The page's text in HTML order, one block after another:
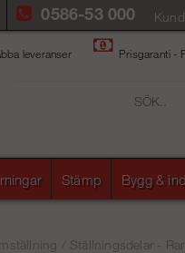
0586-53 000
leveranser Prisgaranti -
Stämp Bygg &
Ställningsdelar -